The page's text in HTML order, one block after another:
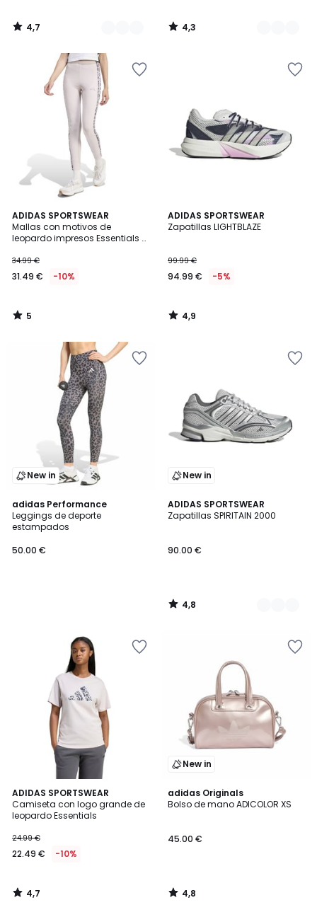
4,7
/
4,3
/
ADIDAS SPORTSWEAR
Mallas con motivos de
leopardo impresos Essentials 3
34.99 €
31.49 € -10%
5
/
5
5
/
ADIDAS SPORTSWEAR
Zapatillas LIGHTBLAZE
99.99 €
94.99 € -5%
4,9
/ 5
4,9
/
New in
adidas Performance
Leggings de deporte
estampados
50.00 €
New in
ADIDAS SPORTSWEAR
Zapatillas SPIRITAIN 2000
90.00 €
4,8
/ 5
3
Colores
4,8
/
ADIDAS SPORTSWEAR
Camiseta con logo grande de
leopardo Essentials
24.99 €
22.49 € -10%
4,7
/ 5
4,7
/
New in
adidas Originals
Bolso de mano ADICOLOR XS
45.00 €
4,8
/ 5
4,8
/